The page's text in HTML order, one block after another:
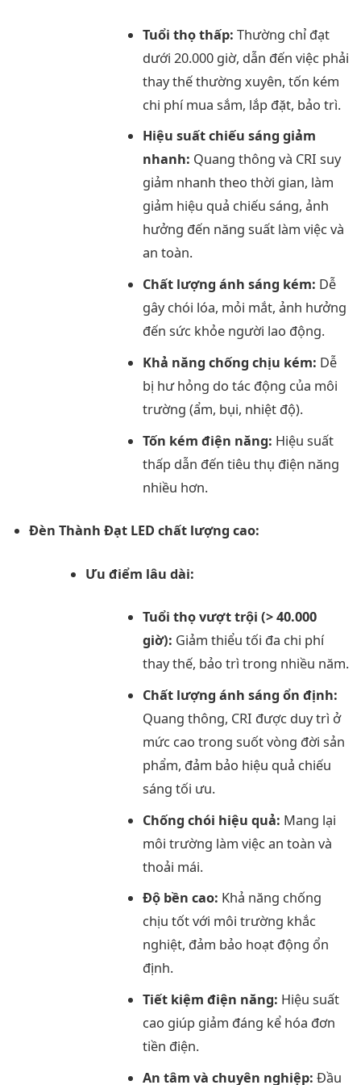
Tuổi thọ thấp: Thường chỉ đạt
dưới 20.000 giờ, dẫn đến việc phải
thay thế thường xuyên, tốn kém
chi phí mua sắm, lắp đặt, bảo trì.
Hiệu suất chiếu sáng giảm
nhanh: Quang thông và CRI suy
giảm nhanh theo thời gian, làm
giảm hiệu quả chiếu sáng, ảnh
hưởng đến năng suất làm việc và
an toàn.
Chất lượng ánh sáng kém: Dễ
gây chói lóa, mỏi mắt, ảnh hưởng
đến sức khỏe người lao động.
Khả năng chống chịu kém: Dễ
bị hư hỏng do tác động của môi
trường (ẩm, bụi, nhiệt độ).
Tốn kém điện năng: Hiệu suất
thấp dẫn đến tiêu thụ điện năng
nhiều hơn.
Đèn Thành Đạt LED chất lượng cao:
Ưu điểm lâu dài:
Tuổi thọ vượt trội (> 40.000
giờ): Giảm thiểu tối đa chi phí
thay thế, bảo trì trong nhiều năm.
Chất lượng ánh sáng ổn định:
Quang thông, CRI được duy trì ở
mức cao trong suốt vòng đời sản
phẩm, đảm bảo hiệu quả chiếu
sáng tối ưu.
Chống chói hiệu quả: Mang lại
môi trường làm việc an toàn và
thoải mái.
Độ bền cao: Khả năng chống
chịu tốt với môi trường khắc
nghiệt, đảm bảo hoạt động ổn
định.
Tiết kiệm điện năng: Hiệu suất
cao giúp giảm đáng kể hóa đơn
tiền điện.
An tâm và chuyên nghiệp: Đầu